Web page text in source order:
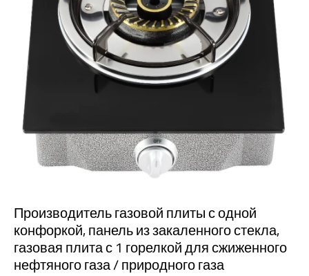
Производитель газовой плиты с одной
конфоркой, панель из закаленного стекла,
газовая плита с 1 горелкой для сжиженного
нефтяного газа / природного газа